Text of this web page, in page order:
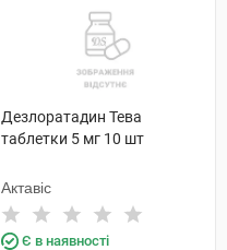
Дезлоратадин Тева
таблетки 5 мг 10 шт
Актавіс
Є в наявності